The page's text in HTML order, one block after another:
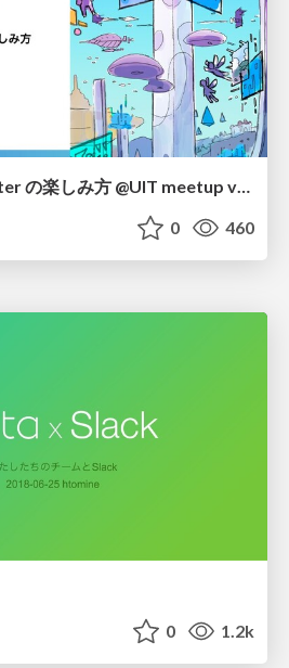
バーチャルSNS cluster の楽しみ方 @UIT meetup vol.8 online / uitmeetup-cluster
0 460
0 1.2k